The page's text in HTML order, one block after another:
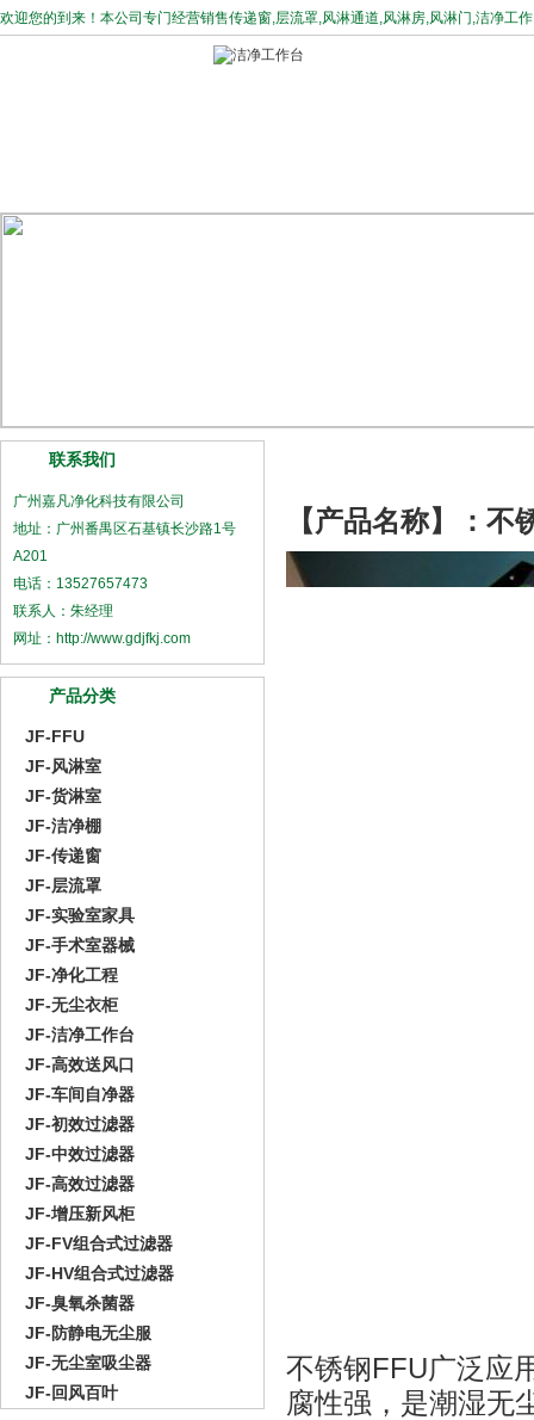
欢迎您的到来！本公司专门经营销售传递窗,层流罩,风淋通道,风淋房,风淋门,洁净工
联系我们
广州嘉凡净化科技有限公司
地址：广州番禺区石基镇长沙路1号
A201
电话：13527657473
联系人：朱经理
网址：http://www.gdjfkj.com
产品分类
JF-FFU
JF-风淋室
JF-货淋室
JF-洁净棚
JF-传递窗
JF-层流罩
JF-实验室家具
JF-手术室器械
JF-净化工程
JF-无尘衣柜
JF-洁净工作台
JF-高效送风口
JF-车间自净器
JF-初效过滤器
JF-中效过滤器
JF-高效过滤器
JF-增压新风柜
JF-FV组合式过滤器
JF-HV组合式过滤器
JF-臭氧杀菌器
JF-防静电无尘服
JF-无尘室吸尘器
JF-回风百叶
【产品名称】：不
不锈钢FFU广泛应
腐性强，是潮湿无